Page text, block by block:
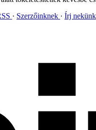
Szerzőinknek Írj nekünk